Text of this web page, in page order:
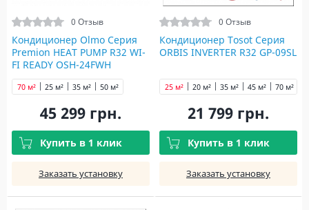
0 Отзыв
Кондиционер Olmo Серия
Premion HEAT PUMP R32 WI-
FI READY OSH-24FWH
25 м² 35 м² 50 м²
70 м²
45 299 грн.
Купить в 1 клик
Заказать установку
0 Отзыв
Кондиционер Tosot Серия
ORBIS INVERTER R32 GP-09SL
20 м²
25 м² 35 м² 45 м² 70 м²
21 799 грн.
Купить в 1 клик
Заказать установку